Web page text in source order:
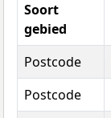
Soort
gebied
Postcode
Postcode